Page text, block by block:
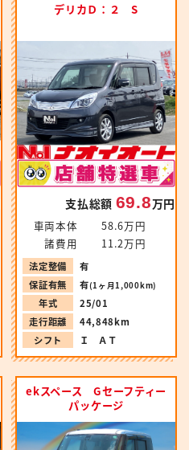
デリカＤ：２ S
支払総額 69.8万円
車両本体
58.6万円
諸費用
11.2万円
法定整備
有
保証有無
有(1ヶ月1,000km)
年式
25/01
走行距離
44,848km
シフト
Ｉ ＡＴ
ekスペース Gセーフティー
パッケージ